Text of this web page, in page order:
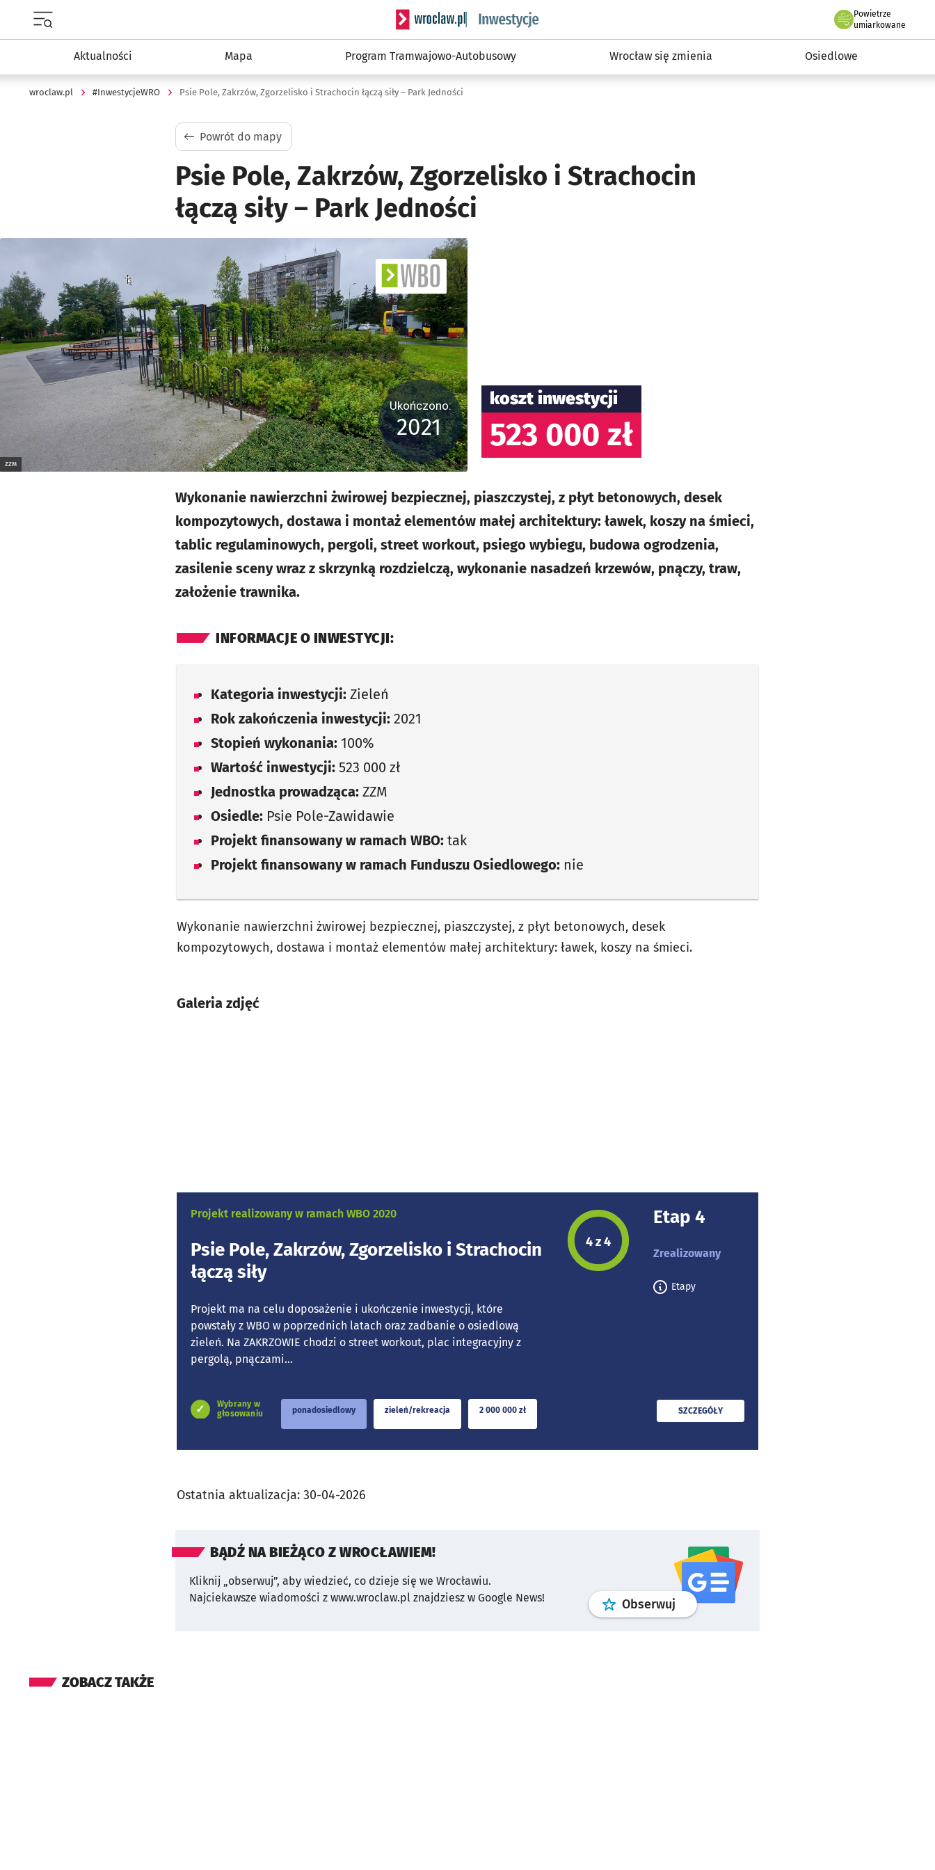
Serwis informacyjny wroclaw.pl podserwis: #InwestycjeWRO - miejskie inwestycje 2019-2032
Powietrze
we Wrocławiu
umiarkowane
Aktualności Mapa Program Tramwajowo-Autobusowy Wrocław się zmienia Osiedlowe
wroclaw.pl #InwestycjeWRO Psie Pole, Zakrzów, Zgorzelisko i Strachocin łączą siły – Park Jedności
Powrót do mapy
Psie Pole, Zakrzów, Zgorzelisko i Strachocin
łączą siły – Park Jedności
ZZM
Ukończono:
2021
koszt inwestycji
523 000 zł
Wykonanie nawierzchni żwirowej bezpiecznej, piaszczystej, z płyt betonowych, desek
kompozytowych, dostawa i montaż elementów małej architektury: ławek, koszy na śmieci,
tablic regulaminowych, pergoli, street workout, psiego wybiegu, budowa ogrodzenia,
zasilenie sceny wraz z skrzynką rozdzielczą, wykonanie nasadzeń krzewów, pnączy, traw,
założenie trawnika.
INFORMACJE O INWESTYCJI:
Kategoria inwestycji: Zieleń
Rok zakończenia inwestycji: 2021
Stopień wykonania: 100%
Wartość inwestycji: 523 000 zł
Jednostka prowadząca: ZZM
Osiedle: Psie Pole-Zawidawie
Projekt finansowany w ramach WBO: tak
Projekt finansowany w ramach Funduszu Osiedlowego: nie
Wykonanie nawierzchni żwirowej bezpiecznej, piaszczystej, z płyt betonowych, desek
kompozytowych, dostawa i montaż elementów małej architektury: ławek, koszy na śmieci.
Galeria zdjęć
Projekt realizowany w ramach WBO 2020
Psie Pole, Zakrzów, Zgorzelisko i Strachocin
łączą siły
Projekt ma na celu doposażenie i ukończenie inwestycji, które
powstały z WBO w poprzednich latach oraz zadbanie o osiedlową
zieleń. Na ZAKRZOWIE chodzi o street workout, plac integracyjny z
pergolą, pnączami...
Etap projektu:
4 z 4
Etap 4
Zrealizowany
Etapy
Wybrany w
głosowaniu
ponadosiedlowy zieleń/rekreacja 2 000 000 zł PRZECZYTAJ
SZCZEGÓŁY
Ostatnia aktualizacja: 30-04-2026
BĄDŹ NA BIEŻĄCO Z WROCŁAWIEM!
Kliknij „obserwuj”, aby wiedzieć, co dzieje się we Wrocławiu.
Najciekawsze wiadomości z www.wroclaw.pl znajdziesz w Google News!
Obserwuj profilgoogle news
ZOBACZ TAKŻE